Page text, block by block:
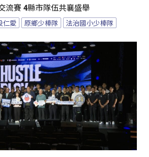
流賽 4縣市隊伍共襄盛舉
仁愛 原鄉少棒隊 法治國小少棒隊